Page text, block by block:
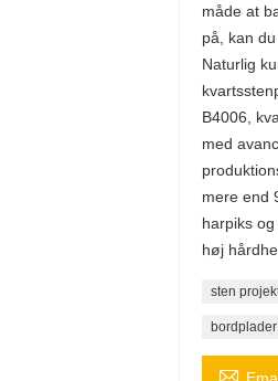
måde at
på, kan
Naturlig
B4006,
med
mere end
harpiks
høj
sten
